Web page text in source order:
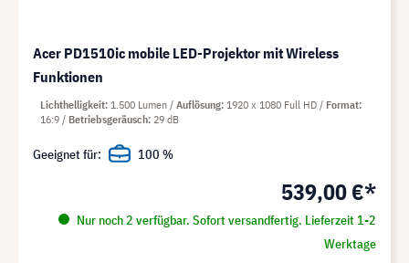
Acer PD1510ic mobile LED-Projektor mit Wireless
Funktionen
539,00 €*
Nur noch 2 verfügbar. Sofort versandfertig. Lieferzeit 1-2
Werktage
Lichthelligkeit 1.500 Lumen Auflösung 1920 x 1080 Full HD
Format
16:9
Betriebsgeräusch 29 dB
Geeignet für: 100 %